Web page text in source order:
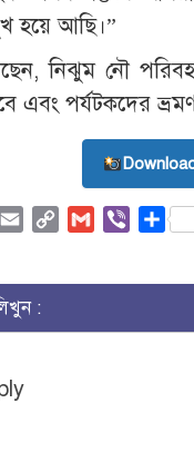
হয়ে আছি।”
নিঝুম নৌ
এবং পর্যটকদের
WhatsApp
Email
Copy
Gmail Viber
: